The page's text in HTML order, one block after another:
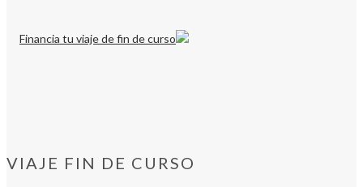
VIAJE FIN DE CURSO